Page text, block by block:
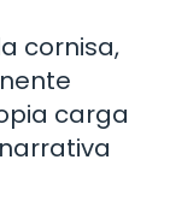
cornisa,
carga